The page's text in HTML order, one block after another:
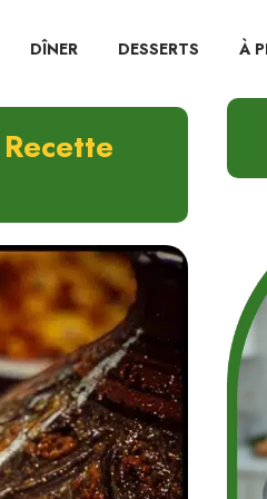
DÎNER DESSERTS À